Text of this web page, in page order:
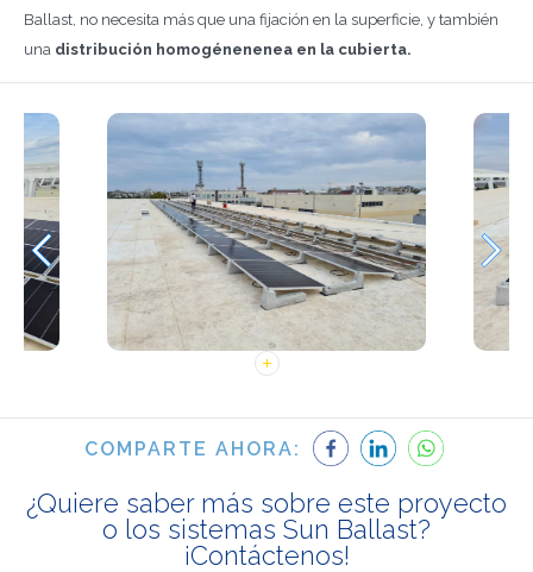
Ballast, no necesita más que una fijación en la superficie, y también
una distribución homogénenenea en la cubierta.
COMPARTE AHORA:
¿Quiere saber más sobre este proyecto
o los sistemas Sun Ballast?
¡Contáctenos!